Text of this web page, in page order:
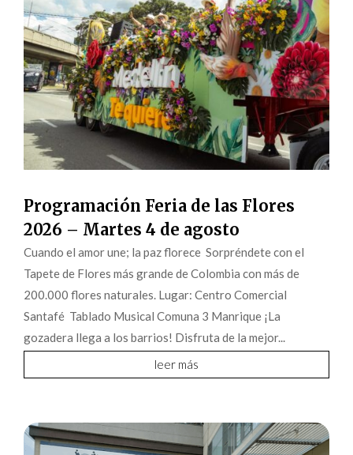
Programación Feria de las Flores
2026 – Martes 4 de agosto
Cuando el amor une; la paz florece Sorpréndete con el
Tapete de Flores más grande de Colombia con más de
200.000 flores naturales. Lugar: Centro Comercial
Santafé Tablado Musical Comuna 3 Manrique ¡La
gozadera llega a los barrios! Disfruta de la mejor...
leer más